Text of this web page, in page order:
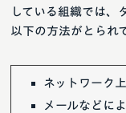
している組織では、
以下の方法がとられ
ネットワーク
メールなどに